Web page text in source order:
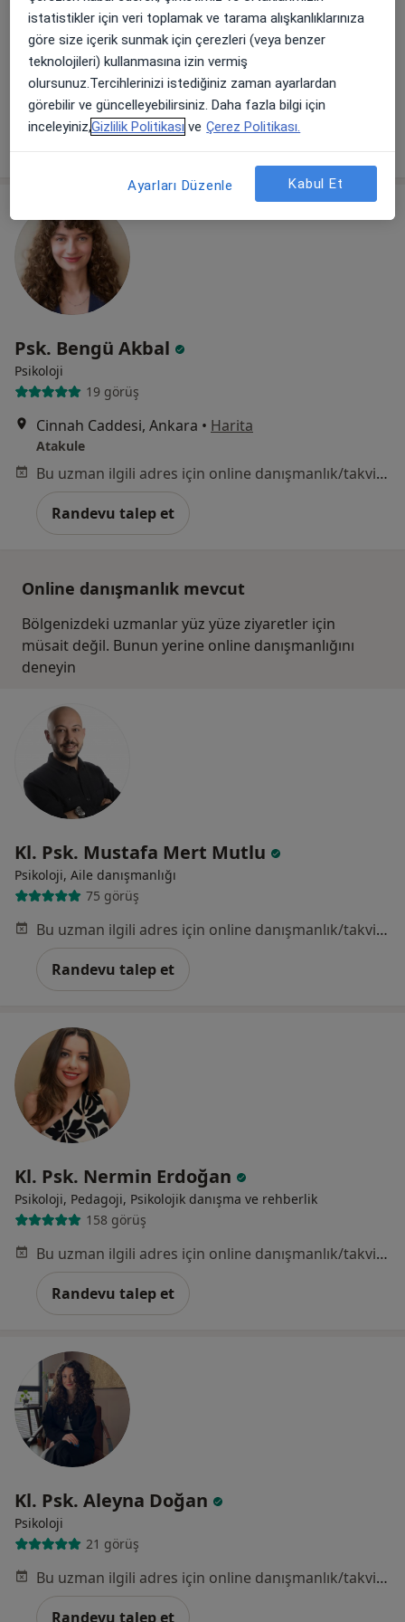
83 görüş
Randevu talep et
Psk. Bengü Akbal
Psikoloji
19 görüş
Cinnah Caddesi, Ankara • Harita
Atakule
Bu uzman ilgili adres için online danışmanlık/takvim sunmuyor.
Randevu talep et
Online danışmanlık mevcut
Bölgenizdeki uzmanlar yüz yüze ziyaretler için
müsait değil. Bunun yerine online danışmanlığını
deneyin
Kl. Psk. Mustafa Mert Mutlu
Psikoloji, Aile danışmanlığı
75 görüş
Bu uzman ilgili adres için online danışmanlık/takvim sunmuyor.
Randevu talep et
Kl. Psk. Nermin Erdoğan
Psikoloji, Pedagoji, Psikolojik danışma ve rehberlik
158 görüş
Bu uzman ilgili adres için online danışmanlık/takvim sunmuyor.
Randevu talep et
Kl. Psk. Aleyna Doğan
Psikoloji
21 görüş
Bu uzman ilgili adres için online danışmanlık/takvim sunmuyor.
Randevu talep et
istatistikler için veri toplamak ve tarama alışkanlıklarınıza
göre size içerik sunmak için çerezleri (veya benzer
teknolojileri) kullanmasına izin vermiş
olursunuz.Tercihlerinizi istediğiniz zaman ayarlardan
görebilir ve güncelleyebilirsiniz. Daha fazla bilgi için
inceleyiniz,Gizlilik Politikası ve Çerez Politikası.
Ayarları Düzenle Kabul Et